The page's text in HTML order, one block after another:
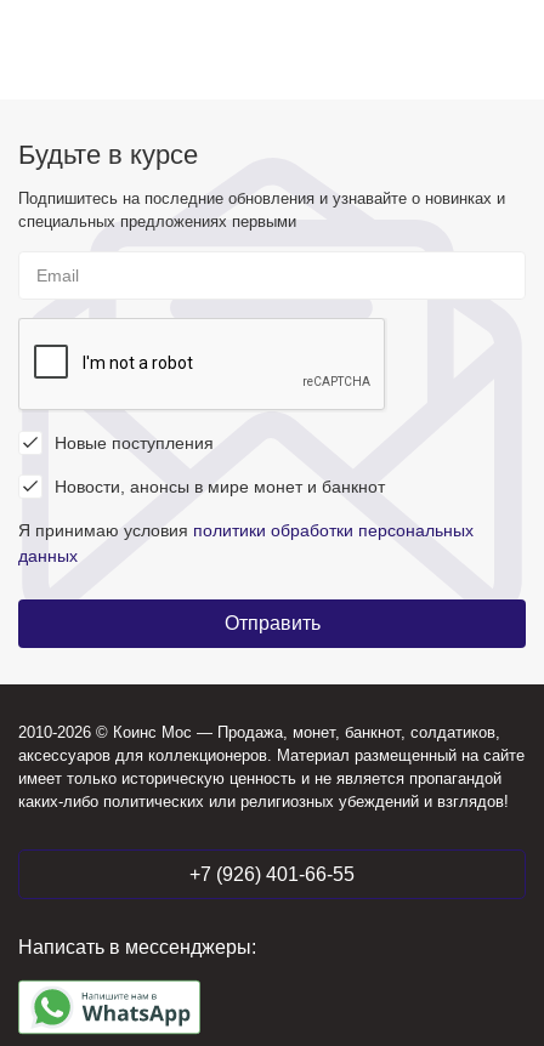
Будьте в курсе
Подпишитесь на последние обновления и узнавайте о новинках и
специальных предложениях первыми
Новые поступления
Новости, анонсы в мире монет и банкнот
Я принимаю условия политики обработки персональных
данных
2010-2026 © Коинс Мос — Продажа, монет, банкнот, солдатиков,
аксессуаров для коллекционеров. Материал размещенный на сайте
имеет только историческую ценность и не является пропагандой
каких-либо политических или религиозных убеждений и взглядов!
+7 (926) 401-66-55
Написать в мессенджеры: